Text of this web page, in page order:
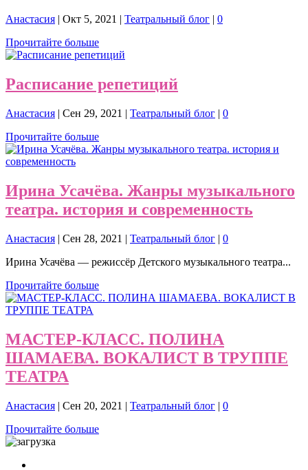
Анастасия | Окт 5, 2021 | Театральный блог | 0
Прочитайте больше
Расписание репетиций
Анастасия | Сен 29, 2021 | Театральный блог | 0
Прочитайте больше
Ирина Усачёва. Жанры музыкального
театра. история и современность
Анастасия | Сен 28, 2021 | Театральный блог | 0
Ирина Усачёва — режиссёр Детского музыкального театра...
Прочитайте больше
МАСТЕР-КЛАСС. ПОЛИНА
ШАМАЕВА. ВОКАЛИСТ В ТРУППЕ
ТЕАТРА
Анастасия | Сен 20, 2021 | Театральный блог | 0
Прочитайте больше